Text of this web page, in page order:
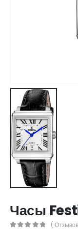
Часы
(